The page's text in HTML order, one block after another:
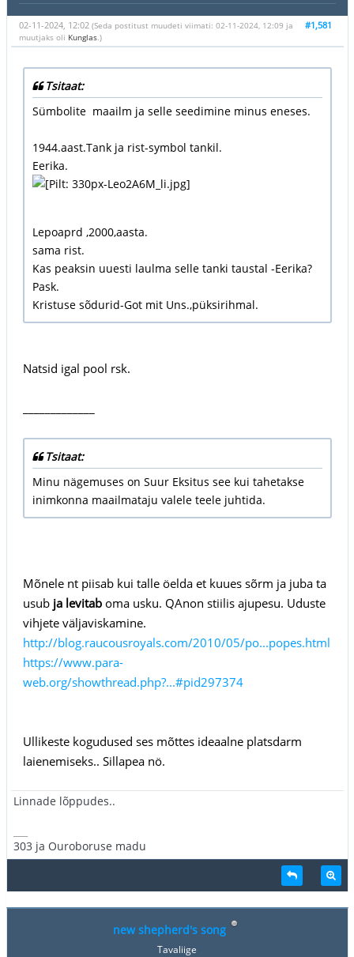
#1,581
02-11-2024, 12:02 (Seda postitust muudeti viimati: 02-11-2024, 12:09 ja
muutjaks oli Kunglas.)
Tsitaat:
Sümbolite maailm ja selle seedimine minus eneses.
1944.aast.Tank ja rist-symbol tankil.
Eerika.
Lepoaprd ,2000,aasta.
sama rist.
Kas peaksin uuesti laulma selle tanki taustal -Eerika?
Pask.
Kristuse sõdurid-Got mit Uns.,püksirihmal.
Natsid igal pool rsk.
Tsitaat:
Minu nägemuses on Suur Eksitus see kui tahetakse
inimkonna maailmataju valele teele juhtida.
Mõnele nt piisab kui talle öelda et kuues sõrm ja juba ta
usub ja levitaboma usku. QAnon stiilis ajupesu. Uduste
vihjete väljaviskamine.
http://blog.raucousroyals.com/2010/05/po...popes.html
https://www.para-
web.org/showthread.php?...#pid297374
Ullikeste kogudused ses mõttes ideaalne platsdarm
laienemiseks.. Sillapea nö.
Linnade lõppudes..
303 ja Ouroboruse madu
new shepherd's song
Tavaliige